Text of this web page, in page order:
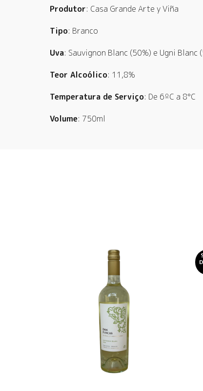
Produtor: Casa Grande Arte y Viña
Tipo: Branco
Uva: Sauvignon Blanc (50%) e Ugni Blanc
Teor Alcoólico: 11,8%
Temperatura de Serviço: De 6ºC a 8°C
Volume: 750ml